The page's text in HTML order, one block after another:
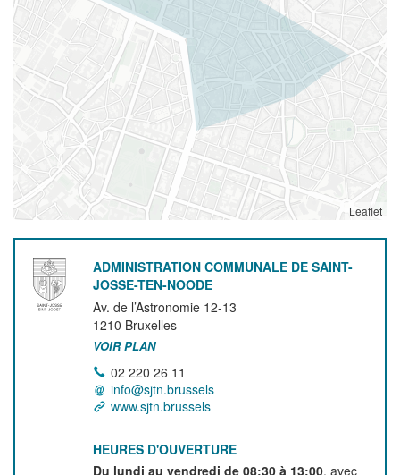
Leaflet
ADMINISTRATION COMMUNALE DE SAINT-
JOSSE-TEN-NOODE
Av. de l’Astronomie 12-13
1210 Bruxelles
VOIR PLAN
02 220 26 11
info@sjtn.brussels
www.sjtn.brussels
HEURES D'OUVERTURE
Du lundi au vendredi de 08:30 à 13:00, avec